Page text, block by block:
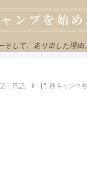
そして、走り出した理由
・日記
秋キャン？